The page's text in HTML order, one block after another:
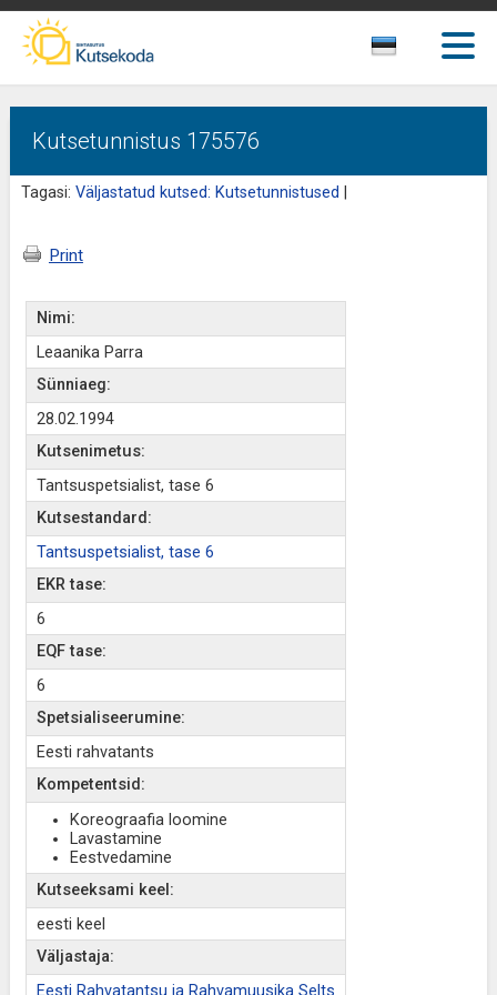
Kutsetunnistus 175576
Tagasi: Väljastatud kutsed: Kutsetunnistused
Print
Nimi:
Leaanika Parra
Sünniaeg:
28.02.1994
Kutsenimetus:
Tantsuspetsialist, tase 6
Kutsestandard:
Tantsuspetsialist, tase 6
EKR tase:
6
EQF tase:
6
Spetsialiseerumine:
Eesti rahvatants
Kompetentsid:
Koreograafia loomine
Lavastamine
Eestvedamine
Kutseeksami keel:
eesti keel
Väljastaja:
Eesti Rahvatantsu ja Rahvamuusika Selts